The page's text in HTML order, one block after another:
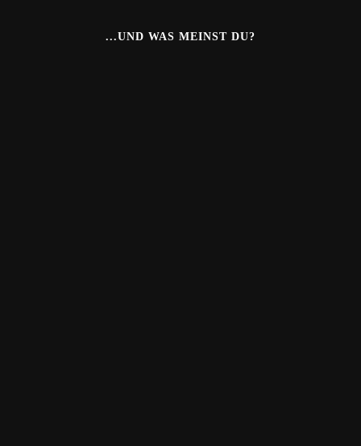
...UND WAS MEINST DU?